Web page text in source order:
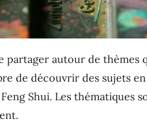
autour de thèmes
de découvrir des sujets
Shui. Les thématiques